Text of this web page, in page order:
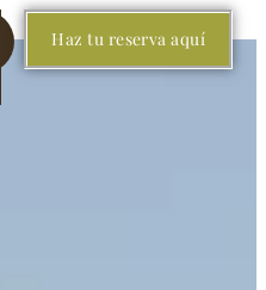
Haz tu reserva aquí